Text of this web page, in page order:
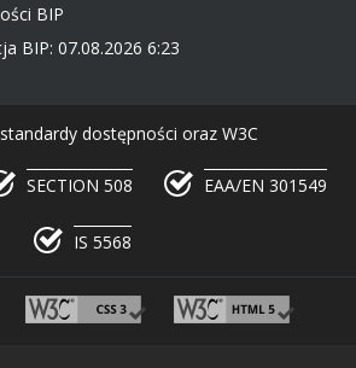
BIP
BIP: 07.08.2026 6:23
dostępności oraz W3C
SECTION 508 EAA/EN 301549
IS 5568